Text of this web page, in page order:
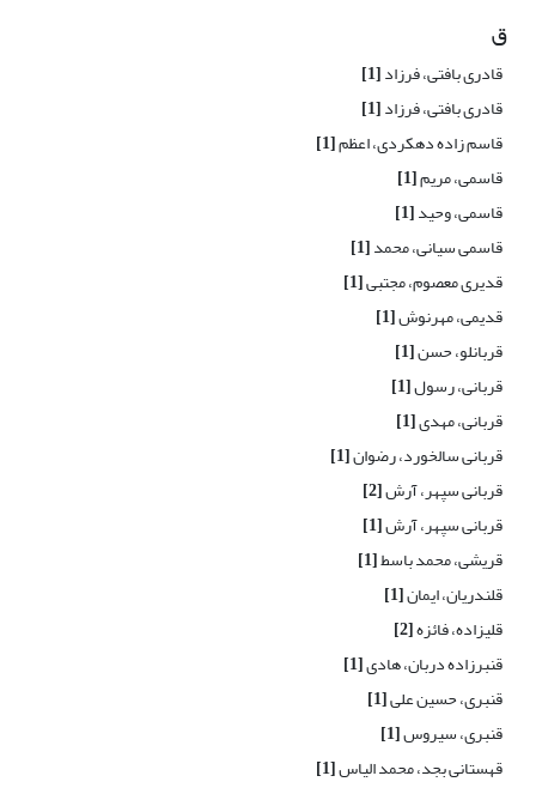
ق
قادری بافتی، فرزاد[1]
قادری بافتی، فرزاد[1]
قاسم زاده دهکردی، اعظم[1]
قاسمی، مریم[1]
قاسمی، وحید[1]
قاسمی سیانی، محمد[1]
قدیری معصوم، مجتبی[1]
قدیمی، مهرنوش[1]
قربانلو، حسن[1]
قربانی، رسول[1]
قربانی، مهدی[1]
قربانی سالخورد، رضوان[1]
قربانی سپهر، آرش[2]
قربانی سپهر، آرش[1]
قریشی، محمد باسط[1]
قلندریان، ایمان[1]
قلیزاده، فائزه[2]
قنبرزاده دربان، هادی[1]
قنبری، حسین علی[1]
قنبری، سیروس[1]
قهستانی بجد، محمد الیاس[1]